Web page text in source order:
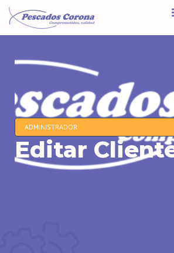
ADMINISTRADOR
Editar